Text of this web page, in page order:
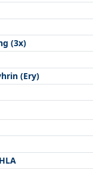
(3x)
(Ery)